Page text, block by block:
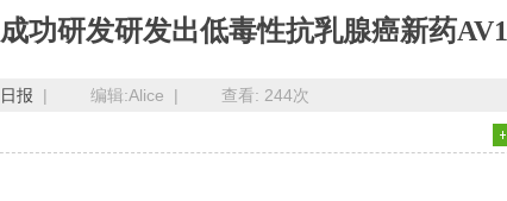
功研发研发出低毒性抗乳腺癌新药AV1
报 | 编辑:Alice | 查看: 244次